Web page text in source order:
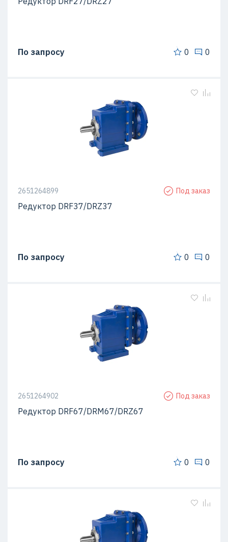
По запросу 0 0
2651264899 Под заказ
Редуктор DRF37/DRZ37
По запросу 0 0
2651264902 Под заказ
Редуктор DRF67/DRM67/DRZ67
По запросу 0 0